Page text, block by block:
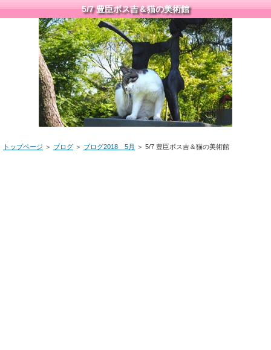
5/7 豊臣ボス吉＆猫の美術館
トップページ ＞ ブログ ＞ ブログ2018 5月 ＞ 5/7 豊臣ボス吉＆猫の美術館